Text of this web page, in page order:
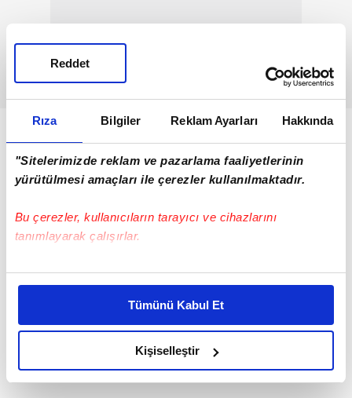
Rıza Bilgiler Reklam Ayarları Hakkında
"Sitelerimizde reklam ve pazarlama faaliyetlerinin
yürütülmesi amaçları ile çerezler kullanılmaktadır.
Bu çerezler, kullanıcıların tarayıcı ve cihazlarını
tanımlayarak çalışırlar.
Bu çerezlere izin vermeniz halinde sizlere özel
daha iyi reklam deneyimi yaşatabiliriz. Bunu yaparken
amacımızın size daha iyi bir reklam deneyimi sunmak
olduğunu ve sizlere en iyi içerikleri sunabilmek adına
elimizden gelen çabayı gösterdiğimizi ve bu noktada,
reklamların maliyetlerimizi karşılamak noktasında tek gelir
Tümünü Kabul Et
Kişiselleştir
Reddet